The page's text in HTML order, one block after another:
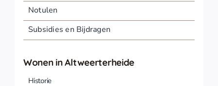
Notulen
Subsidies en Bijdragen
Wonen in Altweerterheide
Historie